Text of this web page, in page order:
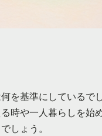
を基準にしているでし
時や一人暮らしを始
しょう。